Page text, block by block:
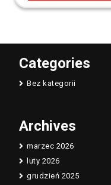
Categories
Bez kategorii
Archives
marzec 2026
luty 2026
grudzień 2025